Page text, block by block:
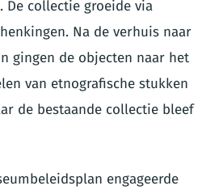
De collectie groeide via
Na de verhuis naar
gingen de objecten naar het
van etnografische stukken
de bestaande collectie bleef
engageerde